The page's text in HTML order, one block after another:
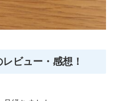
ビュー・感想！